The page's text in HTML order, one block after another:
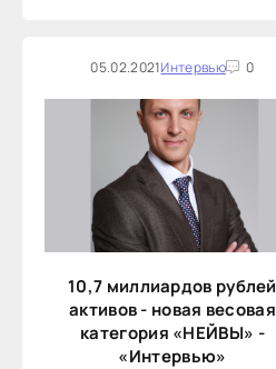
05.02.2021Интервью 0
10,7 миллиардов рублей
активов - новая весовая
категория «НЕЙВЫ» -
«Интервью»